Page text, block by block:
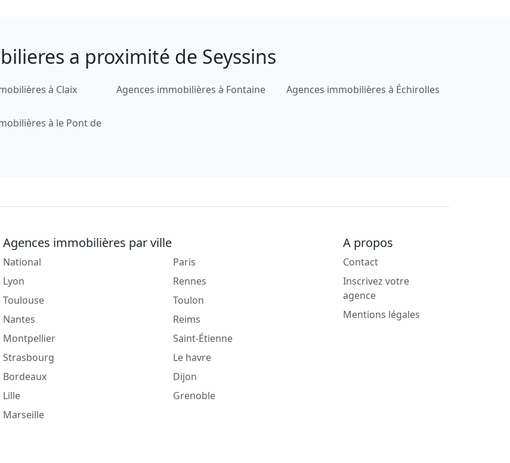
a proximité de Seyssins
à Claix Agences immobilières à Fontaine Agences immobilières à Échirolles
à le Pont de
Agences immobilières par ville
National
Lyon
Toulouse
Nantes
Montpellier
Strasbourg
Bordeaux
Lille
Marseille
Paris
Rennes
Toulon
Reims
Saint-Étienne
Le havre
Dijon
Grenoble
A propos
Contact
Inscrivez votre
agence
Mentions légales